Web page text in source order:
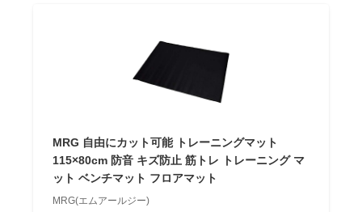
MRG 自由にカット可能 トレーニングマット
115×80cm 防音 キズ防止 筋トレ トレーニング マ
ット ベンチマット フロアマット
MRG(エムアールジー)